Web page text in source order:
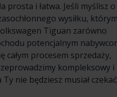
prosta i łatwa. Jeśli myślisz o
wysiłku, którym
Tiguan zarówno
potencjalnym
całym procesem sprzedaży,
kompleksowy i
nie będziesz musiał